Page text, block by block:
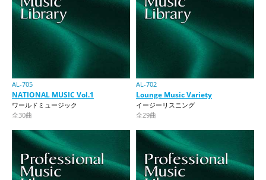
AL-705
NATIONAL MUSIC Vol.1
ワールドミュージック
全30曲
AL-702
Lounge Music Variety
イージーリスニング
全29曲